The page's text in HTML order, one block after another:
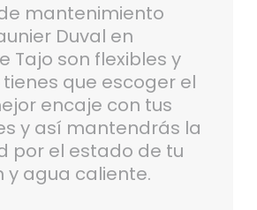
mantenimiento
Duval en
Tajo son flexibles y
tienes que escoger el
encaje con tus
y así mantendrás la
por el estado de tu
y agua caliente.